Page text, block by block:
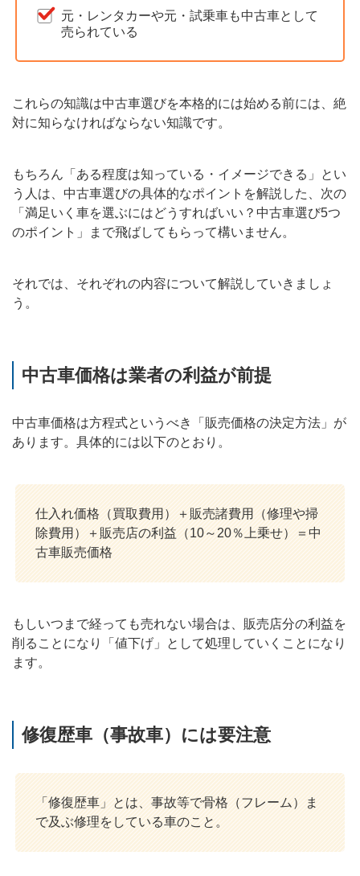
元・レンタカーや元・試乗車も中古車として
売られている
これらの知識は中古車選びを本格的には始める前には、絶
対に知らなければならない知識です。
もちろん「ある程度は知っている・イメージできる」とい
う人は、中古車選びの具体的なポイントを解説した、次の
「満足いく車を選ぶにはどうすればいい？中古車選び5つ
のポイント」まで飛ばしてもらって構いません。
それでは、それぞれの内容について解説していきましょ
う。
中古車価格は業者の利益が前提
中古車価格は方程式というべき「販売価格の決定方法」が
あります。具体的には以下のとおり。
仕入れ価格（買取費用）＋販売諸費用（修理や掃
除費用）＋販売店の利益（10～20％上乗せ）＝中
古車販売価格
もしいつまで経っても売れない場合は、販売店分の利益を
削ることになり「値下げ」として処理していくことになり
ます。
修復歴車（事故車）には要注意
「修復歴車」とは、事故等で骨格（フレーム）ま
で及ぶ修理をしている車のこと。